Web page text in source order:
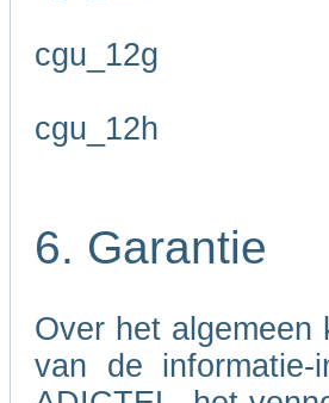
cgu_12g
cgu_12h
6. Garantie
Over het algemeen
van de